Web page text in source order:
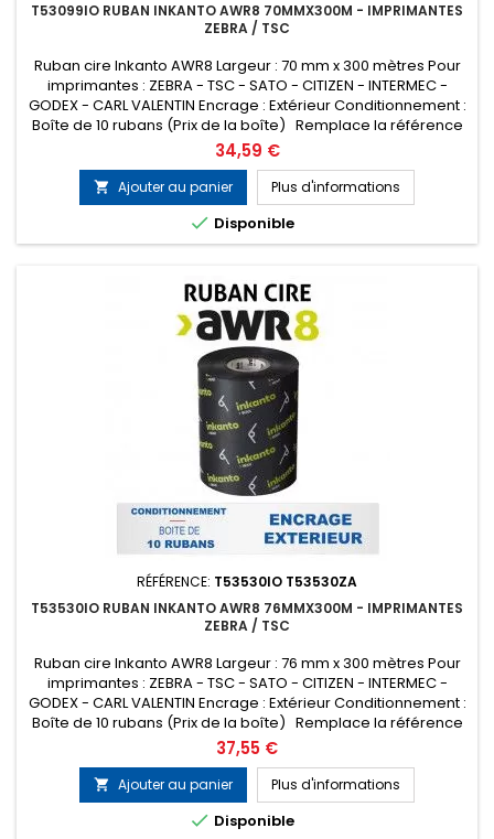
T53099IO RUBAN INKANTO AWR8 70MMX300M - IMPRIMANTES
ZEBRA / TSC
Ruban cire Inkanto AWR8 Largeur : 70 mm x 300 mètres Pour
imprimantes : ZEBRA - TSC - SATO - CITIZEN - INTERMEC -
GODEX - CARL VALENTIN Encrage : Extérieur Conditionnement :
Boîte de 10 rubans (Prix de la boîte) Remplace la référence
ARMOR T53099ZA
Prix
34,59 €
 Ajouter au panier Plus d'informations
 Disponible
RÉFÉRENCE: T53530IO T53530ZA
T53530IO RUBAN INKANTO AWR8 76MMX300M - IMPRIMANTES
ZEBRA / TSC
Ruban cire Inkanto AWR8 Largeur : 76 mm x 300 mètres Pour
imprimantes : ZEBRA - TSC - SATO - CITIZEN - INTERMEC -
GODEX - CARL VALENTIN Encrage : Extérieur Conditionnement :
Boîte de 10 rubans (Prix de la boîte) Remplace la référence
ARMOR T53530ZA
Prix
37,55 €
 Ajouter au panier Plus d'informations
 Disponible